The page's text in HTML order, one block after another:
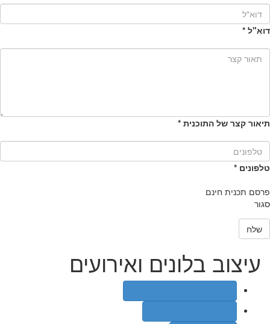
דוא"ל *
תיאור קצר של התוכנית *
טלפונים *
פרסם תכנית חינם
סגור
שלח
עיצוב בלונים ואירועים